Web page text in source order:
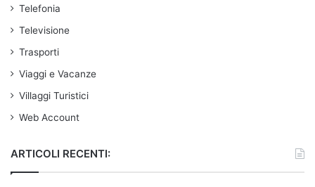
Telefonia
Televisione
Trasporti
Viaggi e Vacanze
Villaggi Turistici
Web Account
ARTICOLI RECENTI: